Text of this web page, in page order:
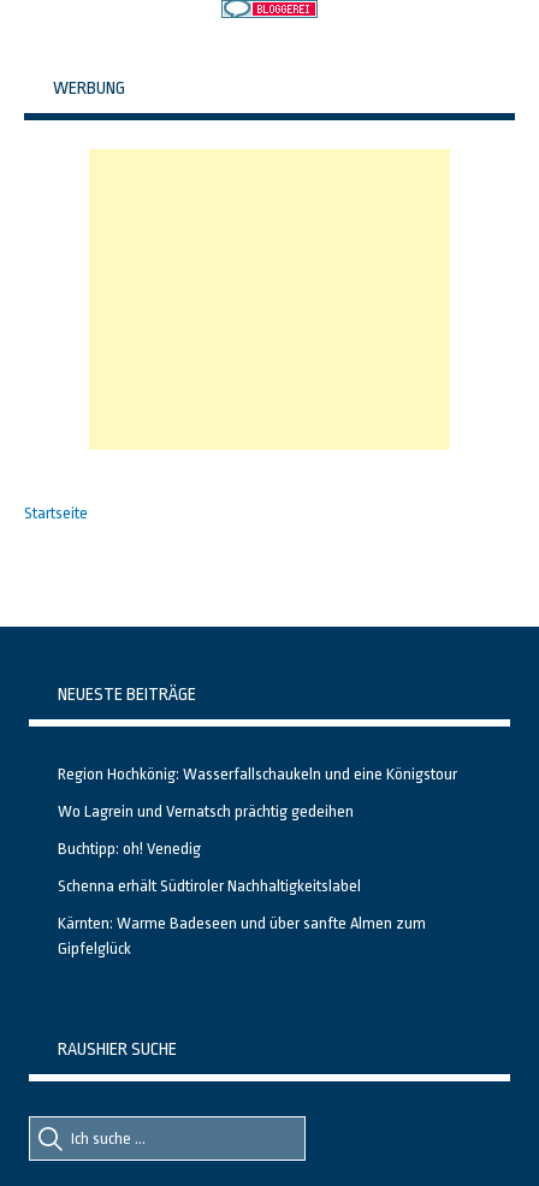
WERBUNG
Startseite
NEUESTE BEITRÄGE
Region Hochkönig: Wasserfallschaukeln und eine Königstour
Wo Lagrein und Vernatsch prächtig gedeihen
Buchtipp: oh! Venedig
Schenna erhält Südtiroler Nachhaltigkeitslabel
Kärnten: Warme Badeseen und über sanfte Almen zum
Gipfelglück
RAUSHIER SUCHE
Suche
nach::
Suche
nach: